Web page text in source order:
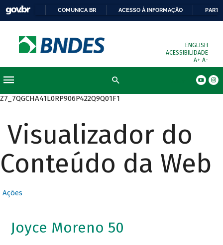
COMUNICA BR ACESSO À INFORMAÇÃO
ENGLISH
ACESSIBILIDADE
A+ A-
Z7_7QGCHA41L0RP906P422Q9Q01F1
Visualizador do
Conteúdo da Web
Ações
Joyce Moreno 50